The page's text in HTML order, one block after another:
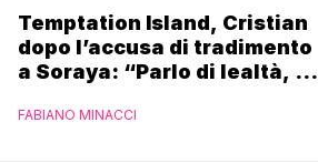
Temptation Island, Cristian
dopo l’accusa di tradimento
a Soraya: “Parlo di lealtà, ma
FABIANO MINACCI